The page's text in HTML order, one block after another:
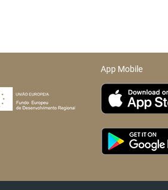
App Mobile